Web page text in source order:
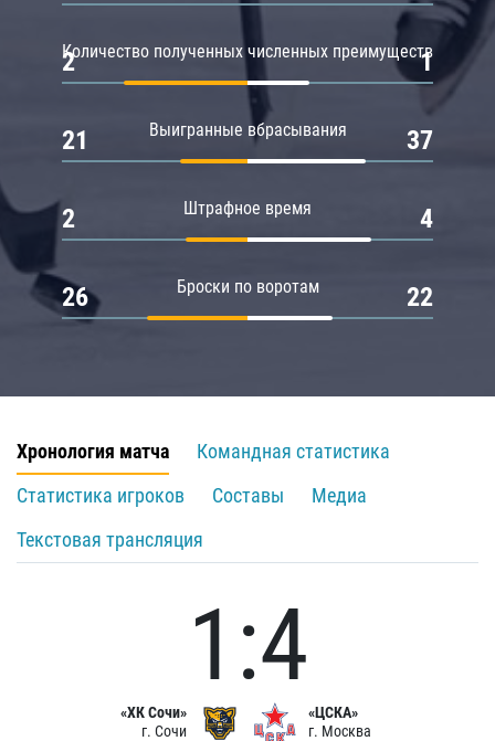
Количество полученных численных преимуществ
2 1
Выигранные вбрасывания
21 37
Штрафное время
2 4
Броски по воротам
26 22
Хронология матча
Командная статистика
Статистика игроков
Составы
Медиа
Текстовая трансляция
«ХК Сочи»
г. Сочи
1:4
«ЦСКА»
г. Москва